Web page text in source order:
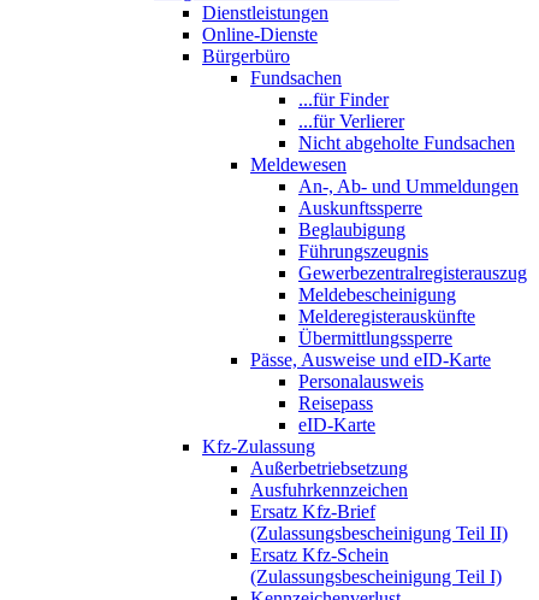
Dienstleistungen
Online-Dienste
Bürgerbüro
Fundsachen
...für Finder
...für Verlierer
Nicht abgeholte Fundsachen
Meldewesen
An-, Ab- und Ummeldungen
Auskunftssperre
Beglaubigung
Führungszeugnis
Gewerbezentralregisterauszug
Meldebescheinigung
Melderegisterauskünfte
Übermittlungssperre
Pässe, Ausweise und eID-Karte
Personalausweis
Reisepass
eID-Karte
Kfz-Zulassung
Außerbetriebsetzung
Ausfuhrkennzeichen
Ersatz Kfz-Brief
(Zulassungsbescheinigung Teil II)
Ersatz Kfz-Schein
(Zulassungsbescheinigung Teil I)